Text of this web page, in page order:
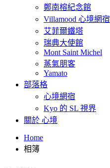
鄭南榕紀念館
Villamood 心境網宿
艾菲爾鐵塔
瑞典大使館
Mont Saint Michel
蒸氣朋客
Yamato
部落格
心境網宿
Kyo 的 SL 視界
關於 心境
Home
相簿